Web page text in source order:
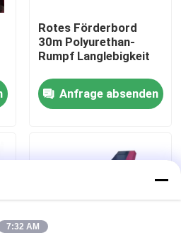
Rotes Förderbord
30m Polyurethan-
Rumpf Langlebigkeit
Anfrage absenden
7:32 AM